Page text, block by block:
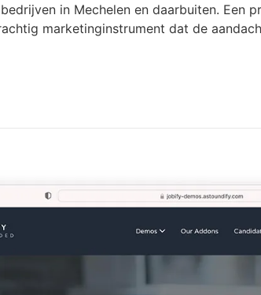
in Mechelen en daarbuiten. Een
marketinginstrument dat de